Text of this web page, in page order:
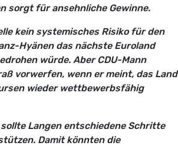
sorgt für ansehnliche Gewinne.
kein systemisches Risiko für den
Hyänen das nächste Euroland
würde. Aber CDU-Mann
vorwerfen, wenn er meint, das Land
wieder wettbewerbsfähig
Langen entschiedene Schritte
Damit könnten die